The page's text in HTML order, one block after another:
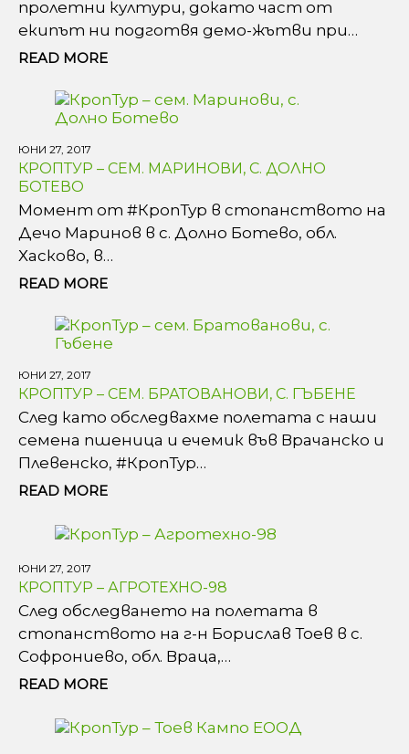
пролетни култури, докато част от
екипът ни подготвя демо-жътви при…
READ MORE
ЮНИ 27, 2017
КРОПТУР – СЕМ. МАРИНОВИ, С. ДОЛНО
БОТЕВО
Момент от #КропТур в стопанството на
Дечо Маринов в с. Долно Ботево, обл.
Хасково, в…
READ MORE
ЮНИ 27, 2017
КРОПТУР – СЕМ. БРАТОВАНОВИ, С. ГЪБЕНЕ
След като обследвахме полетата с наши
семена пшеница и ечемик във Врачанско и
Плевенско, #КропТур…
READ MORE
ЮНИ 27, 2017
КРОПТУР – АГРОТЕХНО-98
След обследването на полетата в
стопанството на г-н Борислав Тоев в с.
Софрониево, обл. Враца,…
READ MORE